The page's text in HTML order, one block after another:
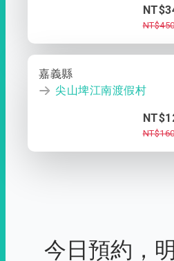
嘉義縣
尖山埤江南渡假村
今日預約，